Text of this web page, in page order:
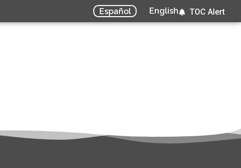
Español English TOC Alert